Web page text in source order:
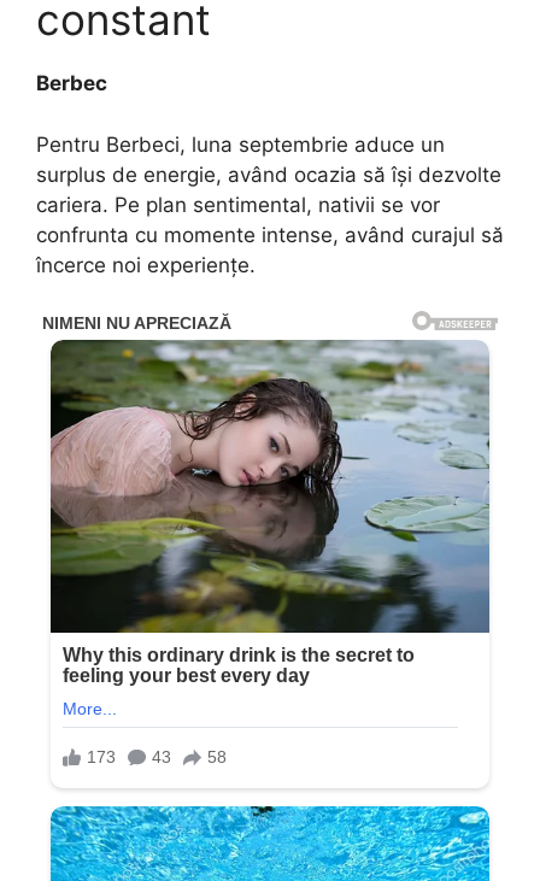
constant
Berbec
Pentru Berbeci, luna septembrie aduce un
surplus de energie, având ocazia să își dezvolte
cariera. Pe plan sentimental, nativii se vor
confrunta cu momente intense, având curajul să
încerce noi experiențe.